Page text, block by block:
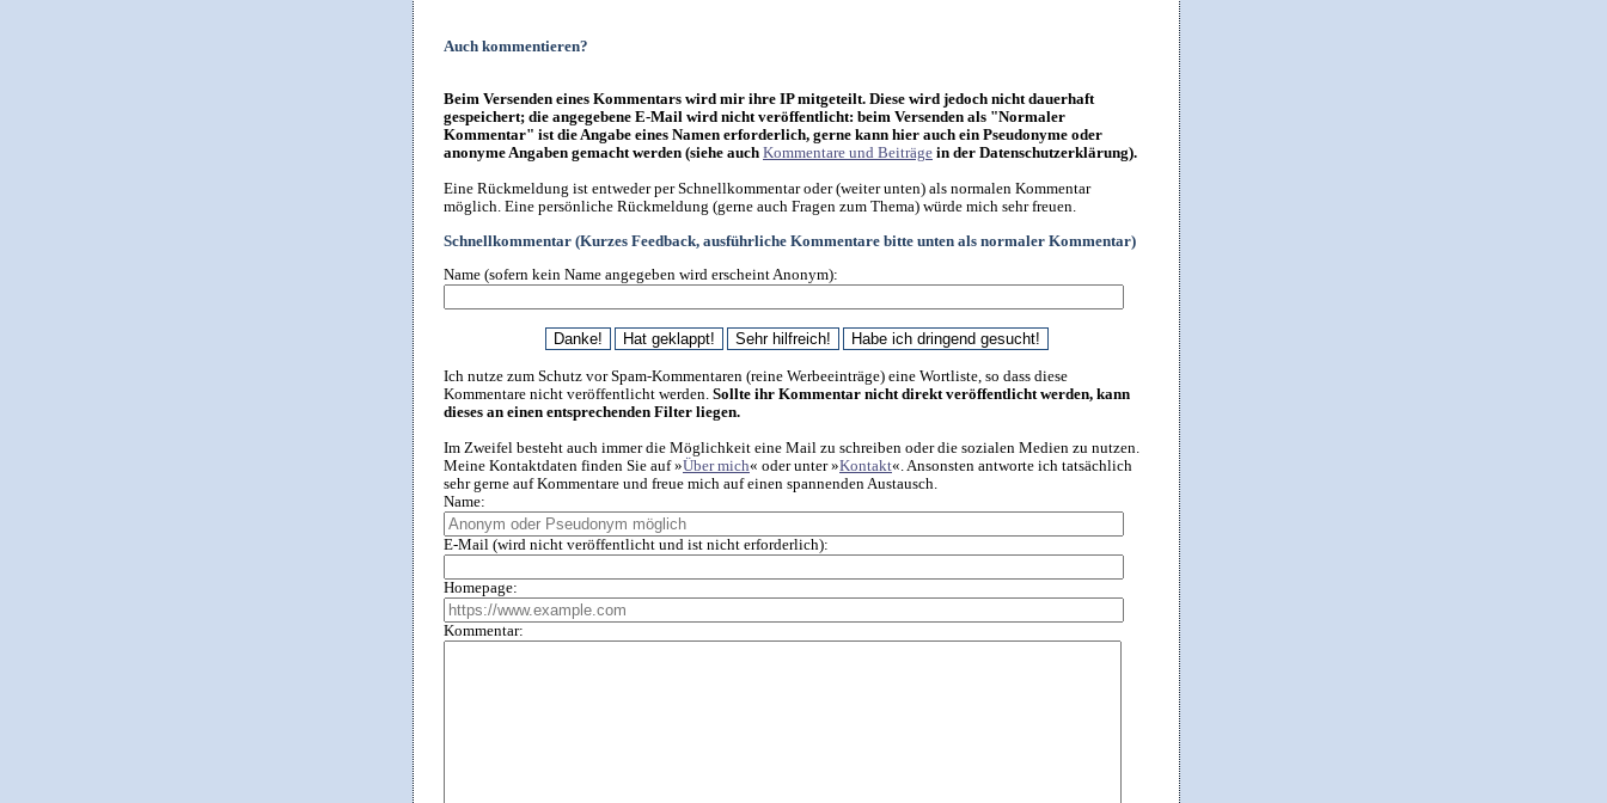
Auch kommentieren?
Beim Versenden eines Kommentars wird mir ihre IP mitgeteilt. Diese wird jedoch nicht dauerhaft
gespeichert; die angegebene E-Mail wird nicht veröffentlicht: beim Versenden als "Normaler
Kommentar" ist die Angabe eines Namen erforderlich, gerne kann hier auch ein Pseudonyme oder
anonyme Angaben gemacht werden (siehe auch Kommentare und Beiträge in der Datenschutzerklärung).
Eine Rückmeldung ist entweder per Schnellkommentar oder (weiter unten) als normalen Kommentar
möglich. Eine persönliche Rückmeldung (gerne auch Fragen zum Thema) würde mich sehr freuen.
Schnellkommentar (Kurzes Feedback, ausführliche Kommentare bitte unten als normaler Kommentar)
Name (sofern kein Name angegeben wird erscheint Anonym):
Ich nutze zum Schutz vor Spam-Kommentaren (reine Werbeeinträge) eine Wortliste, so dass diese
Kommentare nicht veröffentlicht werden. Sollte ihr Kommentar nicht direkt veröffentlicht werden, kann
dieses an einen entsprechenden Filter liegen.
Im Zweifel besteht auch immer die Möglichkeit eine Mail zu schreiben oder die sozialen Medien zu nutzen.
Meine Kontaktdaten finden Sie auf »Über mich« oder unter »Kontakt«. Ansonsten antworte ich tatsächlich
sehr gerne auf Kommentare und freue mich auf einen spannenden Austausch.
Name:
E-Mail (wird nicht veröffentlicht und ist nicht erforderlich):
Homepage:
Kommentar: